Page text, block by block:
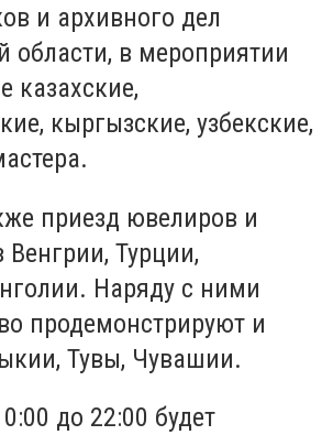
и архивного дел
области, в мероприятии
казахские,
кыргызские, узбекские,
приезд ювелиров и
Венгрии, Турции,
Наряду с ними
продемонстрируют и
Тувы, Чувашии.
до 22:00 будет